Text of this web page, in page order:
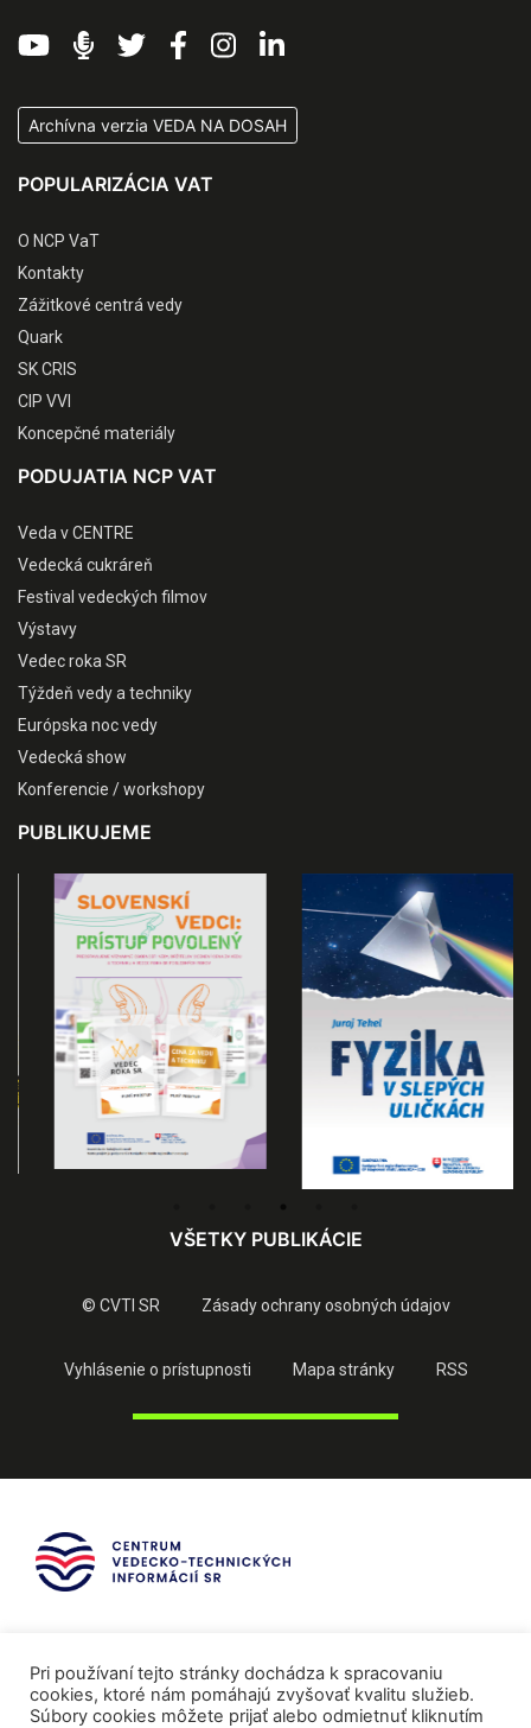
Archívna verzia VEDA NA DOSAH
POPULARIZÁCIA VAT
O NCP VaT
Kontakty
Zážitkové centrá vedy
Quark
SK CRIS
CIP VVI
Koncepčné materiály
PODUJATIA NCP VAT
Veda v CENTRE
Vedecká cukráreň
Festival vedeckých filmov
Výstavy
Vedec roka SR
Týždeň vedy a techniky
Európska noc vedy
Vedecká show
Konferencie / workshopy
PUBLIKUJEME
VŠETKY PUBLIKÁCIE
© CVTI SR Zásady ochrany osobných údajov
Vyhlásenie o prístupnosti Mapa stránky RSS
Pri používaní tejto stránky dochádza k spracovaniu
cookies, ktoré nám pomáhajú zvyšovať kvalitu služieb.
Súbory cookies môžete prijať alebo odmietnuť kliknutím